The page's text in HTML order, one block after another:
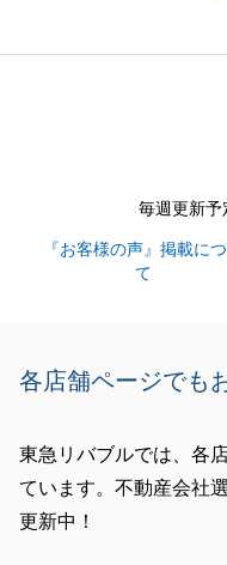
Ｏ様はお仕事がお忙
くださる方で、ご契
ことができたことは
誠に有難う御座いま
引き続き不動産でお
いつでもご相談頂け
座いました。
毎週更新予
『お客様の声』掲載に
て
各店舗ページでも
東急リバブルでは、各
ています。不動産会社
更新中！